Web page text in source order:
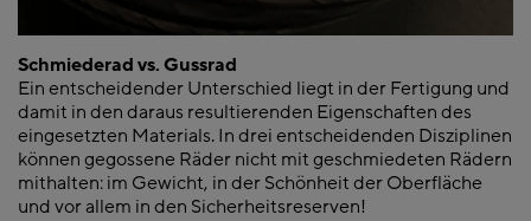
Schmiederad vs. Gussrad
Ein entscheidender Unterschied liegt in der Fertigung und
damit in den daraus resultierenden Eigenschaften des
eingesetzten Materials. In drei entscheidenden Disziplinen
können gegossene Räder nicht mit geschmiedeten Rädern
mithalten: im Gewicht, in der Schönheit der Oberfläche
und vor allem in den Sicherheitsreserven!